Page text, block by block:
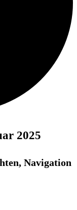
2025
Navigation